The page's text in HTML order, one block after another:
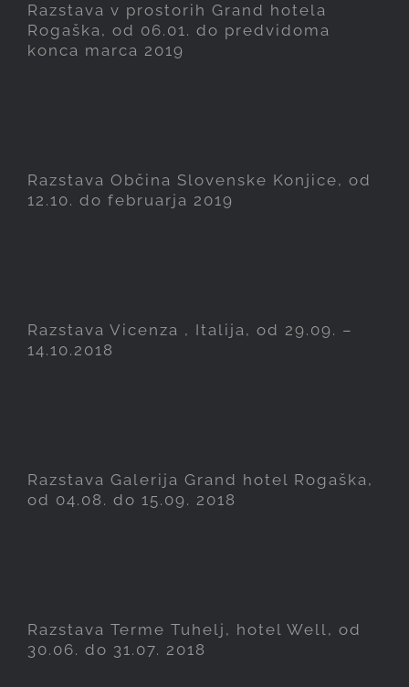
2019
Razstava v prostorih Grand hotela
Rogaška, od 06.01. do predvidoma
konca marca 2019
februarja 2019
Razstava Občina Slovenske Konjice, od
12.10. do februarja 2019
Razstava Vicenza , Italija, od 29.09. –
14.10.2018
15.09. 2018
Razstava Galerija Grand hotel Rogaška,
od 04.08. do 15.09. 2018
2018
Razstava Terme Tuhelj, hotel Well, od
30.06. do 31.07. 2018